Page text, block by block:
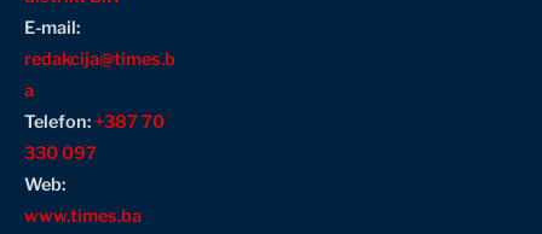
E-mail:
redakcija@times.b
a
Telefon:+387 70
330 097
Web:
www.times.ba